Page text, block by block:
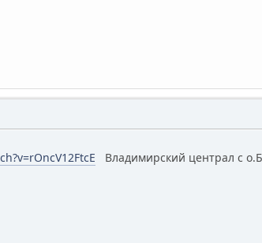
Владимирский централ с